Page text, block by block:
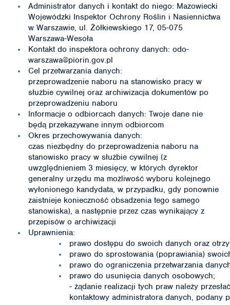
Administrator danych i kontakt do niego: Mazowiecki
Wojewódzki Inspektor Ochrony Roślin i Nasiennictwa
w Warszawie, ul. Żółkiewskiego 17, 05-075
Warszawa-Wesoła
Kontakt do inspektora ochrony danych: odo-
warszawa@piorin.gov.pl
Cel przetwarzania danych:
przeprowadzenie naboru na stanowisko pracy w
służbie cywilnej oraz archiwizacja dokumentów po
przeprowadzeniu naboru
Informacje o odbiorcach danych: Twoje dane nie
będą przekazywane innym odbiorcom
Okres przechowywania danych:
czas niezbędny do przeprowadzenia naboru na
stanowisko pracy w służbie cywilnej (z
uwzględnieniem 3 miesięcy, w których dyrektor
generalny urzędu ma możliwość wyboru kolejnego
wyłonionego kandydata, w przypadku, gdy ponownie
zaistnieje konieczność obsadzenia tego samego
stanowiska), a następnie przez czas wynikający z
przepisów o archiwizacji
Uprawnienia:
prawo dostępu do swoich danych oraz
prawo do sprostowania (poprawiania)
prawo do ograniczenia przetwarzania
prawo do usunięcia danych osobowych;
- żądanie realizacji tych praw należy
kontaktowy administratora danych, podany